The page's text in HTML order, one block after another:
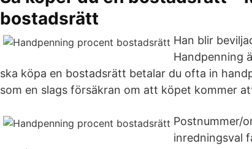
bostadsrätt
Han blir
Handpenning
ska köpa en bostadsrätt betalar du ofta in
som en slags försäkran om att köpet kommer
Postnummer/
inredningsval